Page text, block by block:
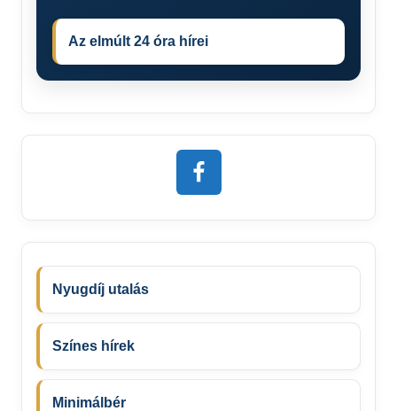
Az elmúlt 24 óra hírei
Nyugdíj utalás
Színes hírek
Minimálbér